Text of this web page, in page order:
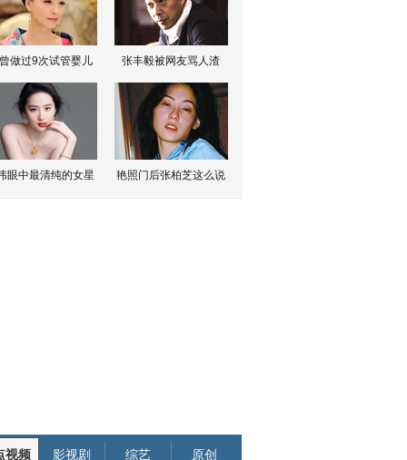
做过9次试管婴儿 张丰毅被网友骂人渣
眼中最清纯的女星 艳照门后张柏芝这么说
视频 影视剧 综艺 原创